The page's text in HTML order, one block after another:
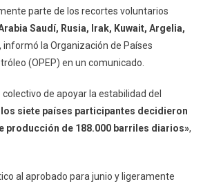
parte de los recortes voluntarios
Saudí, Rusia, Irak, Kuwait, Argelia,
, informó la Organización de Países
(OPEP) en un comunicado.
de apoyar la estabilidad del
los siete países participantes decidieron
producción de 188.000 barriles diarios»,
al aprobado para junio y ligeramente